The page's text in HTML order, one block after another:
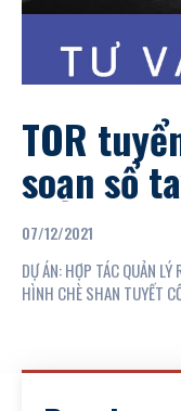
TOR
soạn sổ
hiện cùng
rừng
07/12/2021
DỰ ÁN: HỢP TÁC QUẢN
HÌNH CHÈ SHAN TUYẾT